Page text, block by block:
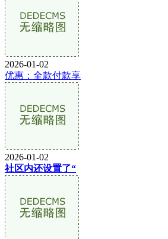
2026-01-02
优惠：全款付款享
2026-01-02
社区内还设置了“